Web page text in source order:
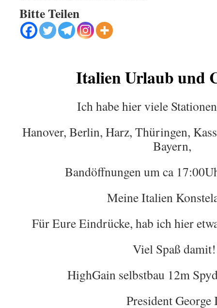
Bitte Teilen
Italien Urlaub und
Ich habe hier viele
Hanover, Berlin, Harz, Thüringen,
Bayern,
Bandöffnungen um ca
Meine Italien
Für Eure Eindrücke, hab ich hier
Viel Spaß damit!
HighGain selbstbau 12m
President George